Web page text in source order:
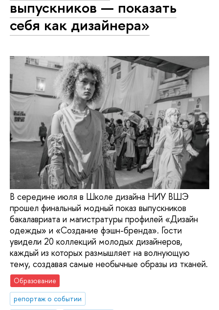
выпускников — показать
себя как дизайнера»
В середине июля в Школе дизайна НИУ ВШЭ
прошел финальный модный показ выпускников
бакалавриата и магистратуры профилей «Дизайн
одежды» и «Создание фэшн-бренда». Гости
увидели 20 коллекций молодых дизайнеров,
каждый из которых размышляет на волнующую
тему, создавая самые необычные образы из тканей.
Образование
репортаж о событии